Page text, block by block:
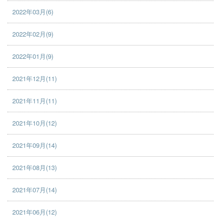
2022年03月(6)
2022年02月(9)
2022年01月(9)
2021年12月(11)
2021年11月(11)
2021年10月(12)
2021年09月(14)
2021年08月(13)
2021年07月(14)
2021年06月(12)